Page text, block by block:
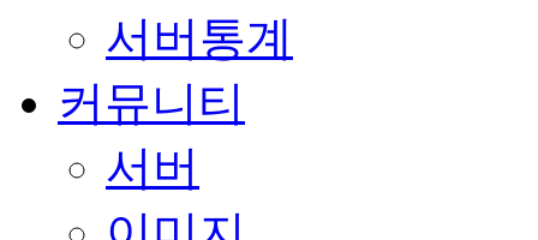
서버통계
커뮤니티
서버